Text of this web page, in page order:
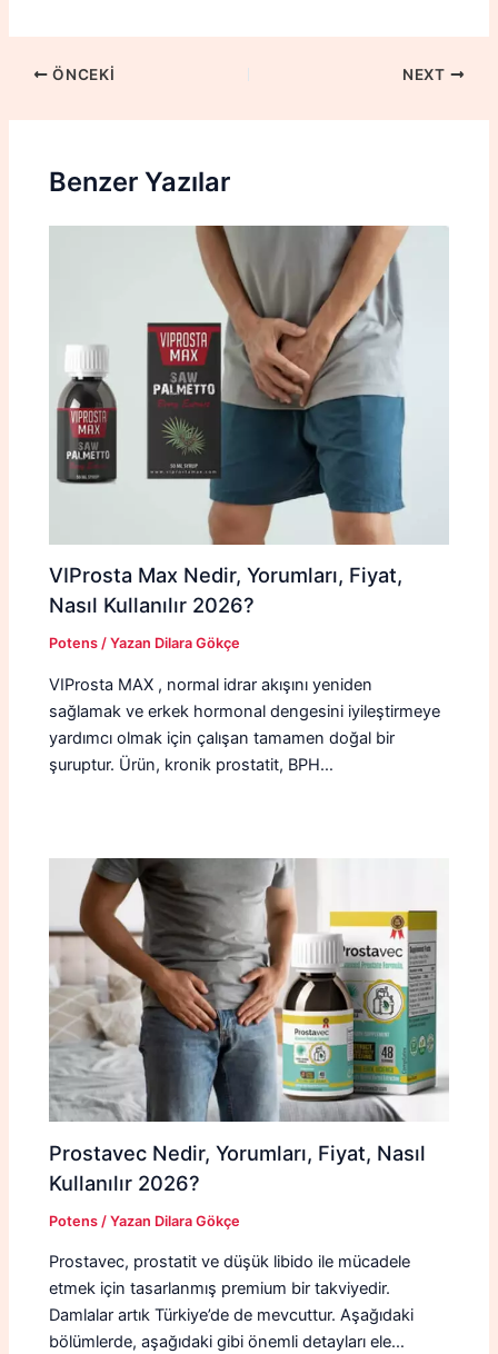
ÖNCEKI NEXT
Benzer Yazılar
VIProsta Max Nedir, Yorumları, Fiyat,
Nasıl Kullanılır 2026?
Potens / Yazan Dilara Gökçe
VIProsta MAX , normal idrar akışını yeniden
sağlamak ve erkek hormonal dengesini iyileştirmeye
yardımcı olmak için çalışan tamamen doğal bir
şuruptur. Ürün, kronik prostatit, BPH…
Prostavec Nedir, Yorumları, Fiyat, Nasıl
Kullanılır 2026?
Potens / Yazan Dilara Gökçe
Prostavec, prostatit ve düşük libido ile mücadele
etmek için tasarlanmış premium bir takviyedir.
Damlalar artık Türkiye’de de mevcuttur. Aşağıdaki
bölümlerde, aşağıdaki gibi önemli detayları ele…